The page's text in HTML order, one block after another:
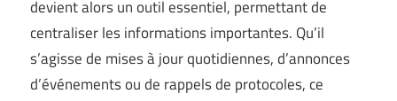
devient alors un outil essentiel, permettant de
centraliser les informations importantes. Qu’il
s’agisse de mises à jour quotidiennes, d’annonces
d’événements ou de rappels de protocoles, ce